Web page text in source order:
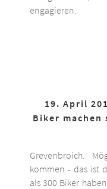
engagieren.
19. April
Biker machen
Grevenbroich.
kommen - das ist
als 300 Biker